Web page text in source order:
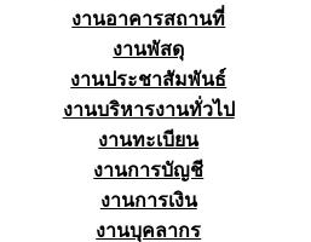
งานอาคารสถานที่
งานพัสดุ
งานประชาสัมพันธ์
งานบริหารงานทั่วไป
งานทะเบียน
งานการบัญชี
งานการเงิน
งานบุคลากร